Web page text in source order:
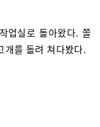
업실로 돌아왔다. 쫄
개를 돌려 쳐다봤다.